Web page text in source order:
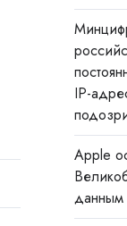
IP-
Apple
данным